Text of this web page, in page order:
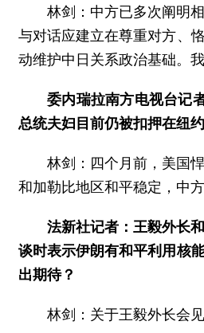
林剑：中方已多次阐明
与对话应建立在尊重对方、
动维护中日关系政治基础。
委内瑞拉南方电视台记
总统夫妇目前仍被扣押在纽
林剑：四个月前，美国
和加勒比地区和平稳定，中
法新社记者：王毅外长
谈时表示伊朗有和平利用核
出期待？
林剑：关于王毅外长会